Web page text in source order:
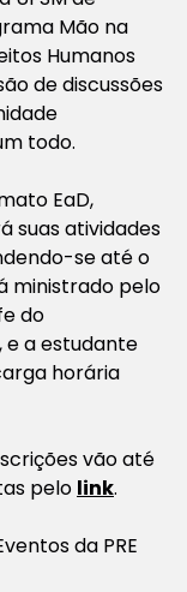
Mão na
Humanos
de discussões
todo.
EaD,
suas atividades
se até o
ministrado pelo
do
e a estudante
horária
vão até
pelo link.
da PRE